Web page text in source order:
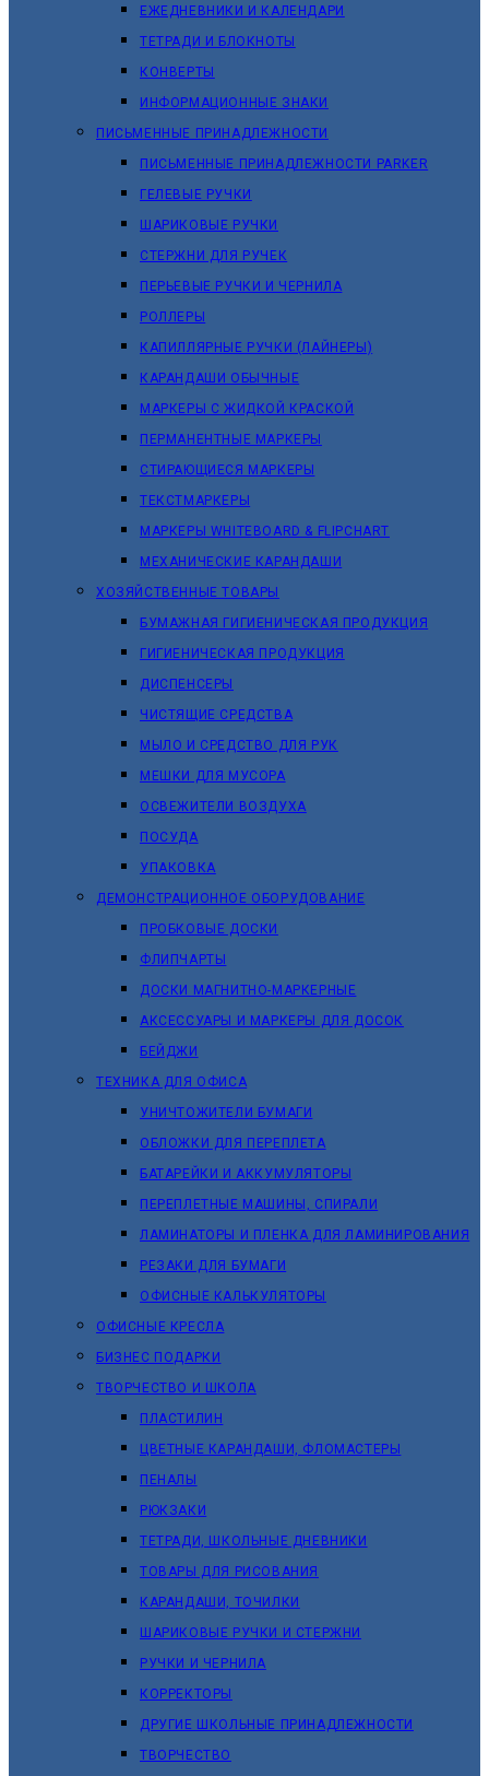
ЕЖЕДНЕВНИКИ И КАЛЕНДАРИ
ТЕТРАДИ И БЛОКНОТЫ
КОНВЕРТЫ
ИНФОРМАЦИОННЫЕ ЗНАКИ
ПИСЬМЕННЫЕ ПРИНАДЛЕЖНОСТИ
ПИСЬМЕННЫЕ ПРИНАДЛЕЖНОСТИ PARKER
ГЕЛЕВЫЕ РУЧКИ
ШАРИКОВЫЕ РУЧКИ
СТЕРЖНИ ДЛЯ РУЧЕК
ПЕРЬЕВЫЕ РУЧКИ И ЧЕРНИЛА
РОЛЛЕРЫ
КАПИЛЛЯРНЫЕ РУЧКИ (ЛАЙНЕРЫ)
КАРАНДАШИ ОБЫЧНЫЕ
МАРКЕРЫ C ЖИДКОЙ КРАСКОЙ
ПЕРМАНЕНТНЫЕ МАРКЕРЫ
СТИРАЮЩИЕСЯ МАРКЕРЫ
ТЕКСТМАРКЕРЫ
МАРКЕРЫ WHITEBOARD & FLIPCHART
МЕХАНИЧЕСКИЕ КАРАНДАШИ
ХОЗЯЙСТВЕННЫЕ ТОВАРЫ
БУМАЖНАЯ ГИГИЕНИЧЕСКАЯ ПРОДУКЦИЯ
ГИГИЕНИЧЕСКАЯ ПРОДУКЦИЯ
ДИСПЕНСЕРЫ
ЧИСТЯЩИЕ СРЕДСТВА
МЫЛО И СРЕДСТВО ДЛЯ РУК
МЕШКИ ДЛЯ МУСОРА
ОСВЕЖИТЕЛИ ВОЗДУХА
ПОСУДА
УПАКОВКА
ДЕМОНСТРАЦИОННОЕ ОБОРУДОВАНИЕ
ПРОБКОВЫЕ ДОСКИ
ФЛИПЧАРТЫ
ДОСКИ МАГНИТНО-МАРКЕРНЫЕ
АКСЕССУАРЫ И МАРКЕРЫ ДЛЯ ДОСОК
БЕЙДЖИ
ТЕХНИКА ДЛЯ ОФИСА
УНИЧТОЖИТЕЛИ БУМАГИ
ОБЛОЖКИ ДЛЯ ПЕРЕПЛЕТА
БАТАРЕЙКИ И АККУМУЛЯТОРЫ
ПЕРЕПЛЕТНЫЕ МАШИНЫ, СПИРАЛИ
ЛАМИНАТОРЫ И ПЛЕНКА ДЛЯ ЛАМИНИРОВАНИЯ
РЕЗАКИ ДЛЯ БУМАГИ
ОФИСНЫЕ КАЛЬКУЛЯТОРЫ
ОФИСНЫЕ КРЕСЛА
БИЗНЕС ПОДАРКИ
ТВОРЧЕСТВО И ШКОЛА
ПЛАСТИЛИН
ЦВЕТНЫЕ КАРАНДАШИ, ФЛОМАСТЕРЫ
ПЕНАЛЫ
РЮКЗАКИ
ТЕТРАДИ, ШКОЛЬНЫЕ ДНЕВНИКИ
ТОВАРЫ ДЛЯ РИСОВАНИЯ
КАРАНДАШИ, ТОЧИЛКИ
ШАРИКОВЫЕ РУЧКИ И СТЕРЖНИ
РУЧКИ И ЧЕРНИЛА
КОРРЕКТОРЫ
ДРУГИЕ ШКОЛЬНЫЕ ПРИНАДЛЕЖНОСТИ
ТВОРЧЕСТВО